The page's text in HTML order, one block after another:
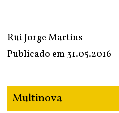
Rui Jorge Martins
Publicado em31.05.2016
Multinova